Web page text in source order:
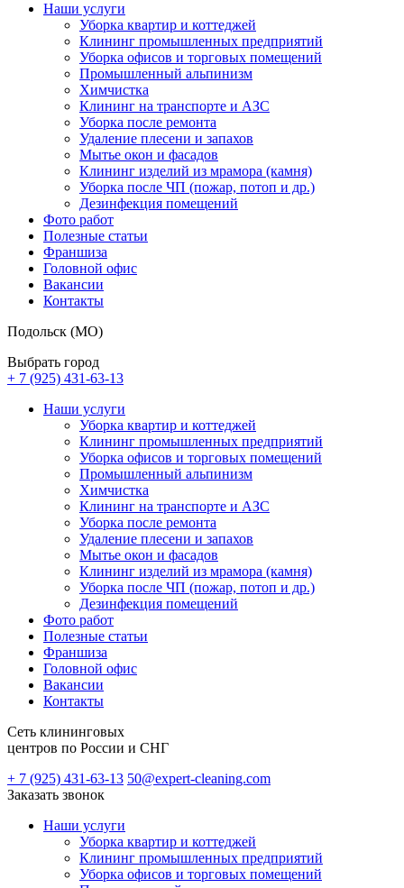
Наши услуги
Уборка квартир и коттеджей
Клининг промышленных предприятий
Уборка офисов и торговых помещений
Промышленный альпинизм
Химчистка
Клининг на транспорте и АЗС
Уборка после ремонта
Удаление плесени и запахов
Мытье окон и фасадов
Клининг изделий из мрамора (камня)
Уборка после ЧП (пожар, потоп и др.)
Дезинфекция помещений
Фото работ
Полезные статьи
Франшиза
Головной офис
Вакансии
Контакты
Подольск (МО)
Выбрать город
+ 7 (925) 431-63-13
Наши услуги
Уборка квартир и коттеджей
Клининг промышленных предприятий
Уборка офисов и торговых помещений
Промышленный альпинизм
Химчистка
Клининг на транспорте и АЗС
Уборка после ремонта
Удаление плесени и запахов
Мытье окон и фасадов
Клининг изделий из мрамора (камня)
Уборка после ЧП (пожар, потоп и др.)
Дезинфекция помещений
Фото работ
Полезные статьи
Франшиза
Головной офис
Вакансии
Контакты
Сеть клининговых
центров по России и СНГ
+ 7 (925) 431-63-13 50@expert-cleaning.com
Заказать звонок
Наши услуги
Уборка квартир и коттеджей
Клининг промышленных предприятий
Уборка офисов и торговых помещений